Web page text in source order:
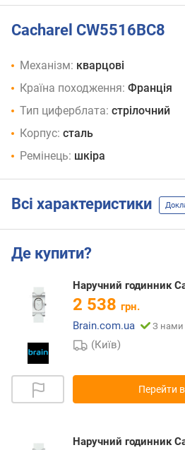
Cacharel CW5516BC8
Механізм: кварцові
Країна походження: Франція
Тип циферблата: стрілочний
Корпус: сталь
Ремінець: шкіра
Всі характеристики
Де купити?
Наручний годинник
2 538 грн.
Brain.com.ua
З нами
(Київ)
Перейти
Наручний годинник